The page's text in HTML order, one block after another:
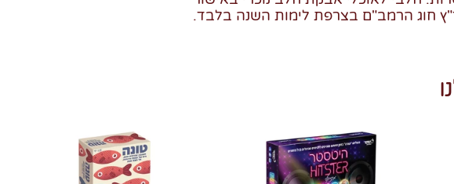
חוג הרמב"ם בצרפת לימות השנה בלבד.